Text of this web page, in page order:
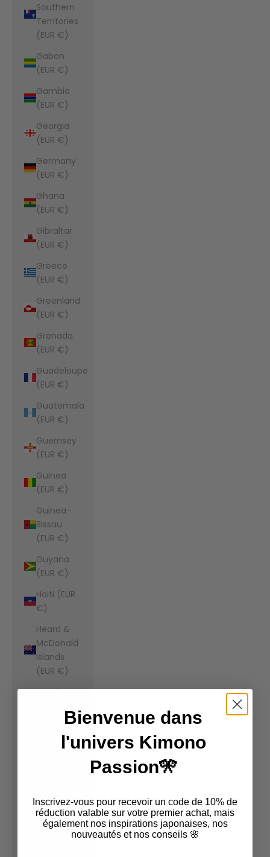
Southern
Territories
(EUR €)
Gabon
(EUR €)
Gambia
(EUR €)
Georgia
(EUR €)
Germany
(EUR €)
Ghana
(EUR €)
Gibraltar
(EUR €)
Greece
(EUR €)
Greenland
(EUR €)
Grenada
(EUR €)
Guadeloupe
(EUR €)
Guatemala
(EUR €)
Guernsey
(EUR €)
Guinea
(EUR €)
Guinea-
Bissau
(EUR €)
Guyana
(EUR €)
Haiti (EUR
€)
Heard &
McDonald
Islands
(EUR €)
Honduras
Hong Kong
SAR (EUR
Iceland
(EUR €)
Bienvenue dans
l'univers Kimono
Passion🎌
Inscrivez-vous pour recevoir un code de 10% de
réduction valable sur votre premier achat, mais
également nos inspirations japonaises, nos
nouveautés et nos conseils 🌸